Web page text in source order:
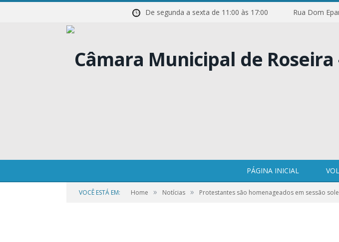
De segunda a sexta de 11:00 às 17:00 Rua Dom
PÁGINA INICIAL
VOCÊ ESTÁ EM: Home » Notícias » Protestantes são homenageados em sessão